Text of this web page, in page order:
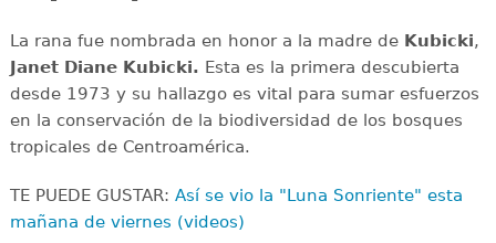
La rana fue nombrada en honor a la madre de Kubicki,
Janet Diane Kubicki. Esta es la primera descubierta
desde 1973 y su hallazgo es vital para sumar esfuerzos
en la conservación de la biodiversidad de los bosques
tropicales de Centroamérica.
TE PUEDE GUSTAR: Así se vio la "Luna Sonriente" esta
mañana de viernes (videos)